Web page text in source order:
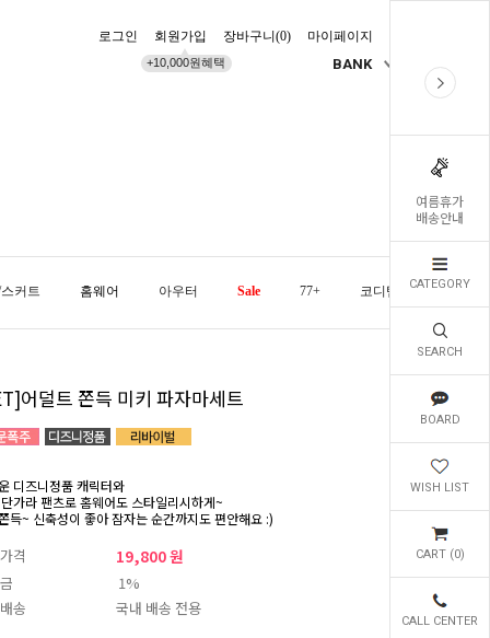
여름휴가
배송안내
CATEGORY
SEARCH
BOARD
WISH LIST
CART (0)
CALL CENTER
로그인 회원가입
+10,000원혜택
장바구니(0) 마이페이지
BANK
커트 홈웨어 아우터 Sale 77+ 코디템 오늘발송
어덜트 쫀득 미키 파자마세트
디즈니정품 캐릭터와
가라 팬츠로 홈웨어도 스타일리시하게~
득~ 신축성이 좋아 잠자는 순간까지도 편안해요 :)
격 19,800 원
1%
송
국내 배송 전용